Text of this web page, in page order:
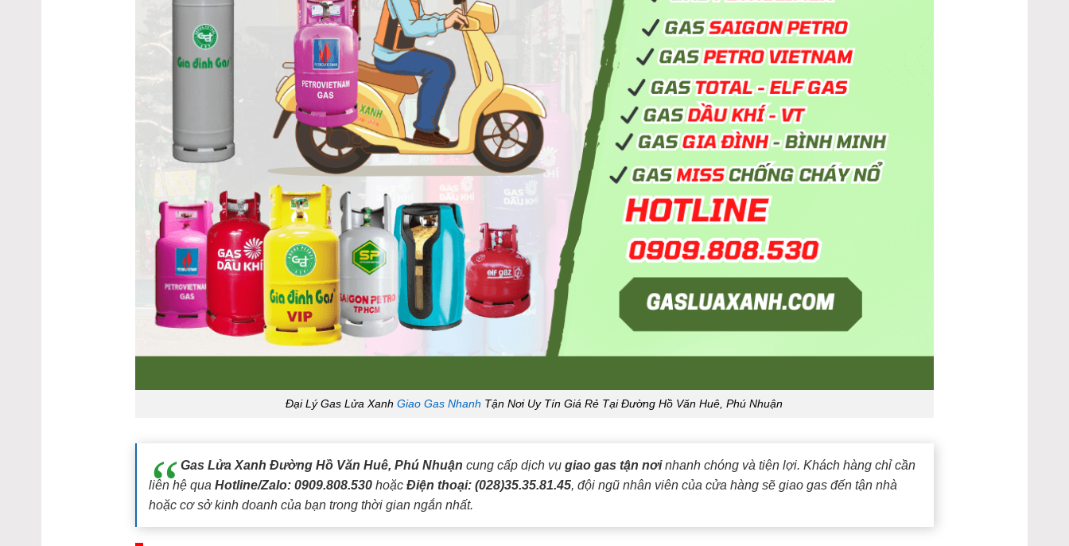
Đại Lý Gas Lửa XanhGiao Gas Nhanh Tận Nơi Uy Tín Giá Rẻ Tại Đường Hồ Văn Huê, Phú Nhuận
Gas Lửa Xanh Đường Hồ Văn Huê, Phú Nhuận cung cấp dịch vụgiao gas tận nơinhanh chóng và tiện lợi. Khách hàng chỉ cần
liên hệ quaHotline/Zalo: 0909.808.530 hoặcĐiện thoại: (028)35.35.81.45, đội ngũ nhân viên của cửa hàng sẽ giao gas đến tận nhà
hoặc cơ sở kinh doanh của bạn trong thời gian ngắn nhất.